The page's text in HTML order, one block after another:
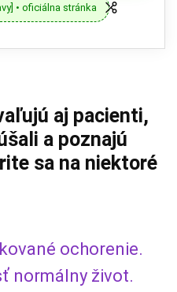
• oficiálna stránka
aj pacienti,
a poznajú
sa na niektoré
ochorenie.
normálny život.